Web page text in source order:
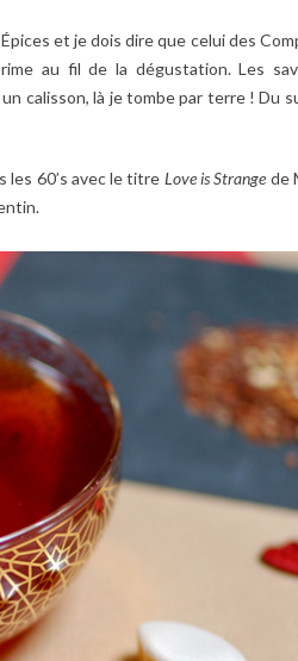
et je dois dire que celui des
au fil de la dégustation. Les
calisson, là je tombe par terre ! Du
les 60’s avec le titre Love is Strange de